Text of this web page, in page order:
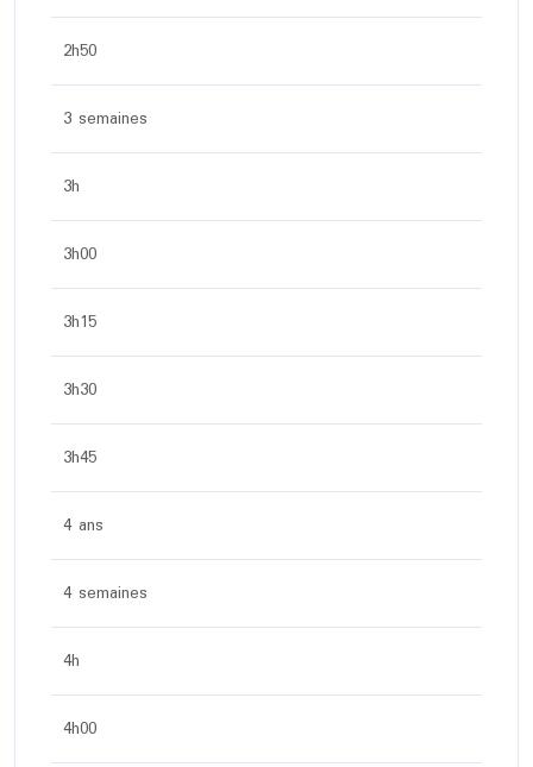
2h50
3 semaines
3h
3h00
3h15
3h30
3h45
4 ans
4 semaines
4h
4h00